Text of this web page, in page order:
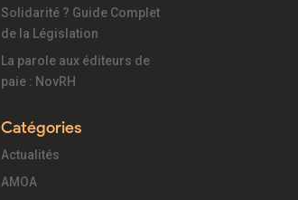
Solidarité ? Guide Complet
de la Législation
La parole aux éditeurs de
paie : NovRH
Catégories
Actualités
AMOA